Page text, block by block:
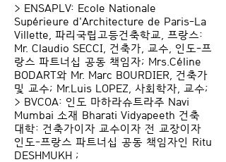
> ENSAPLV: Ecole Nationale
Supérieure d'Architecture de Paris-La
Villette, 파리국립고등건축학교, 프랑스:
Mr. Claudio SECCI, 건축가, 교수, 인도-프
랑스 파트너십 공동 책임자; Mrs.Céline
BODART와 Mr. Marc BOURDIER, 건축가
및 교수; Mr.Luis LOPEZ, 사회학자, 교수;
> BVCOA: 인도 마하라슈트라주 Navi
Mumbai 소재 Bharati Vidyapeeth 건축
대학: 건축가이자 교수이자 전 교장이자
인도-프랑스 파트너십 공동 책임자인 Ritu
DESHMUKH ;